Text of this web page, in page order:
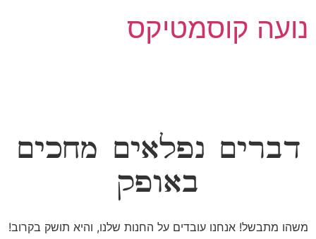
נועה קוסמטיקס
דברים נפלאים מחכים
באופק
משהו מתבשל! אנחנו עובדים על החנות שלנו, והיא תושק בקרוב!